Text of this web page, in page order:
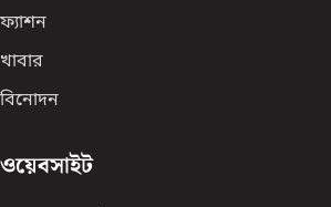
ফ্যাশন
খাবার
বিনোদন
ওয়েবসাইট